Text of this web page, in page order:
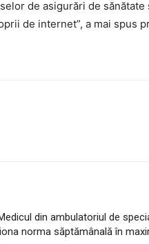
de asigurări de sănătate
de internet”, a mai spus
din ambulatoriul de
norma săptămânală în